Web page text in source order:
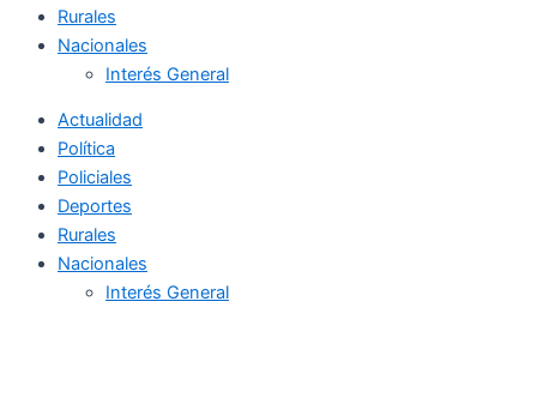
Rurales
Nacionales
Interés General
Actualidad
Política
Policiales
Deportes
Rurales
Nacionales
Interés General